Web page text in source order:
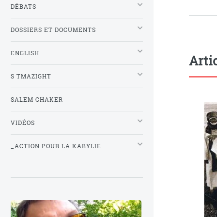
DÉBATS
DOSSIERS ET DOCUMENTS
ENGLISH
S TMAZIGHT
SALEM CHAKER
VIDÉOS
_ACTION POUR LA KABYLIE